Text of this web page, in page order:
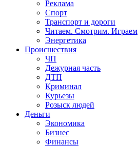
Реклама
Спорт
Транспорт и дороги
Читаем. Смотрим. Играем
Энергетика
Происшествия
ЧП
Дежурная часть
ДТП
Криминал
Курьезы
Розыск людей
Деньги
Экономика
Бизнес
Финансы